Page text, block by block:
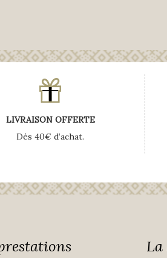
LIVRAISON OFFERTE
Dés 40€ d’achat.
La